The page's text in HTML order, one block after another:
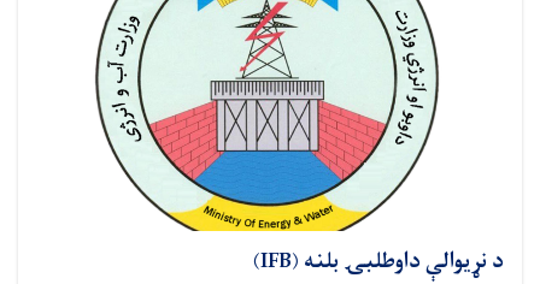
د نړيوالې داوطلبۍ بلنه (IFB)